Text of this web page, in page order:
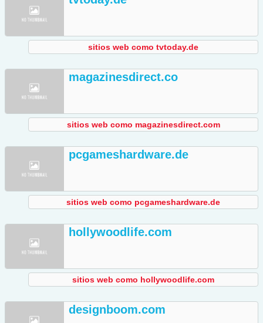
sitios web como tvtoday.de
magazinesdirect.co
sitios web como magazinesdirect.com
pcgameshardware.de
sitios web como pcgameshardware.de
hollywoodlife.com
sitios web como hollywoodlife.com
designboom.com